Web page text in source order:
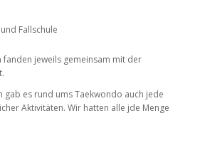
Fallschule
fanden jeweils gemeinsam mit der
gab es rund ums Taekwondo auch jede
Aktivitäten. Wir hatten alle jde Menge